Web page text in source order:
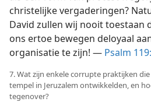
christelijke vergaderingen?
David zullen wij nooit toestaan
ons ertoe bewegen deloyaal
organisatie te zijn! — Psalm
7. Wat zijn enkele corrupte praktijken
tempel in Jeruzalem ontwikkelden, en
tegenover?